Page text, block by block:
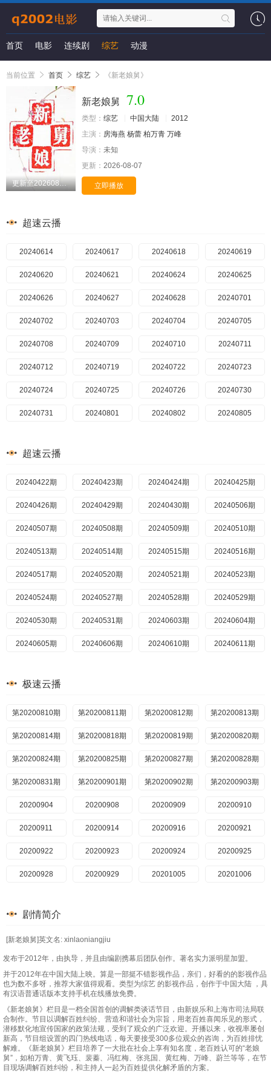
首页 电影 连续剧 综艺 动漫
当前位置 首页 综艺 《新老娘舅》
更新至20260806期
新老娘舅 7.0
类型： 综艺 中国大陆
2012
主演： 房海燕 杨蕾 柏万青 万峰
导演： 未知
更新： 2026-08-07
立即播放
超速云播
20240614 20240617 20240618 20240619
20240620 20240621 20240624 20240625
20240626 20240627 20240628 20240701
20240702 20240703 20240704 20240705
20240708 20240709 20240710 20240711
20240712 20240719 20240722 20240723
20240724 20240725 20240726 20240730
20240731 20240801 20240802 20240805
20240812
20240816 20240819 20240820 20240821
20240822 20240823 20240826 20240827
20240828 20240829 20240830 20240902
20240903 20240904 20240905 20240906
20240909 20240910 20240911 20240912
20240913 20240916 20240918 20240919
20240920 20240930 20241007 20241008
20241015 20241017 20241018 20241021
20241031
20241106 20241107 20241108 20241111
20241112 20241113 20241114 20241115
20241118 20241119 20241120 20241121
20241122 20241125 20241126 20241127
20241130 20241202 20241203 20241205
20241206 20241209 20241210 20241211
20241213 20241216 20241217 20241218
20241219 20241220 20241224 20241225
20250103
20250120 20250123
20250310 20250314 20250317 20250319
20250320 20250321 20250325 20250326
20250331 20250407 20250411 20250414
20250416 20250423 20250424 20250502
超速云播
20240422期 20240423期 20240424期 20240425期
20240426期 20240429期 20240430期 20240506期
20240507期 20240508期 20240509期 20240510期
20240513期 20240514期 20240515期 20240516期
20240517期 20240520期 20240521期 20240523期
20240524期 20240527期 20240528期 20240529期
20240530期 20240531期 20240603期 20240604期
20240605期 20240606期 20240610期 20240611期
20240618期
20240623期 20240625期 20240626期 20240627期
20240628期 20240701期 20240702期 20240703期
20240704期 20240705期 20240708期 20240709期
20240710期 20240711期 20240712期 20240719期
20240722期 20240723期 20240724期 20240725期
20240729期 20240730期 20240801期 20240805期
20240806期 20240807期 20240808期 20240809期
20240812期 20240813期 20240814期 20240815期
20240822期
20240828期 20240829期
20240909期 20240910期 20240911期 20240912期
20240913期 20240916期 20240918期 20240919期
20240920期 20240923期 20240924期 20240925期
20240926期 20240927期 20240930期 20241007期
极速云播
第20200810期 第20200811期 第20200812期 第20200813期
第20200814期 第20200818期 第20200819期 第20200820期
第20200824期 第20200825期 第20200827期 第20200828期
第20200831期 第20200901期 第20200902期 第20200903期
20200904 20200908 20200909 20200910
20200911 20200914 20200916 20200921
20200922 20200923 20200924 20200925
20200928 20200929 20201005 20201006
20201014
20201020 20201021
20201030 20201102 20201103 20201104
20201105 20201109 20201110 20201111
20201112 20201113 20201116 20201117
20201118 20201119 20201120 20201123
剧情简介
[新老娘舅]英文名: xinlaoniangjiu
发布于2012年，由执导，并且由编剧携幕后团队创作。著名实力派明星加盟。
并于2012年在中国大陆上映。算是一部挺不错影视作品，亲们，好看的的影视作品
也为数不多呀，推荐大家值得观看。类型为综艺 的影视作品，创作于中国大陆 ，具
有汉语普通话版本支持手机在线播放免费。
《新老娘舅》栏目是一档全国首创的调解类谈话节目，由新娱乐和上海市司法局联
合制作。节目以调解百姓纠纷、营造和谐社会为宗旨，用老百姓喜闻乐见的形式，
潜移默化地宣传国家的政策法规，受到了观众的广泛欢迎。开播以来，收视率屡创
新高，节目组设置的四门热线电话，每天要接受300多位观众的咨询，为百姓排忧
解难。《新老娘舅》栏目培养了一大批在社会上享有知名度，老百姓认可的“老娘
舅”，如柏万青、黄飞珏、裴蓁、冯红梅、张兆国、黄红梅、万峰、蔚兰等等，在节
目现场调解百姓纠纷，和主持人一起为百姓提供化解矛盾的方案。